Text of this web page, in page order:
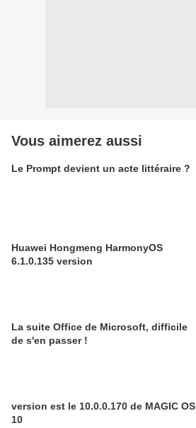
Vous aimerez aussi
Le Prompt devient un acte littéraire ?
Huawei Hongmeng HarmonyOS
6.1.0.135 version
La suite Office de Microsoft, difficile
de s'en passer !
version est le 10.0.0.170 de MAGIC OS
10